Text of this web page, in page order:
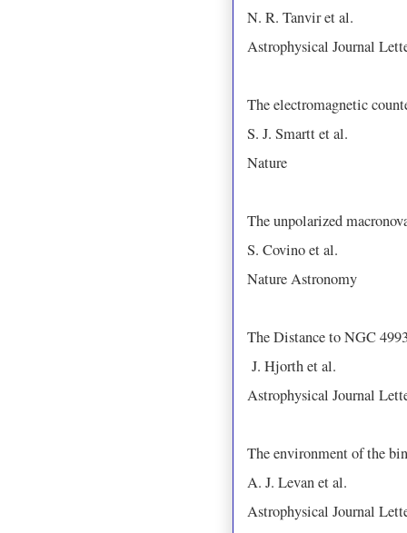
N. R. Tanvir et al.
Astrophysical Journal
The electromagnetic
S. J. Smartt et al.
Nature
The unpolarized
S. Covino et al.
Nature Astronomy
The Distance to NGC
J. Hjorth et al.
Astrophysical Journal
The environment of the
A. J. Levan et al.
Astrophysical Journal